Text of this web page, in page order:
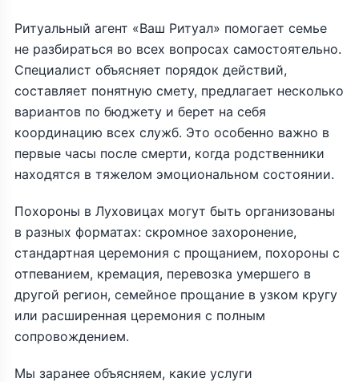
Ритуальный агент «Ваш Ритуал» помогает семье
не разбираться во всех вопросах самостоятельно.
Специалист объясняет порядок действий,
составляет понятную смету, предлагает несколько
вариантов по бюджету и берет на себя
координацию всех служб. Это особенно важно в
первые часы после смерти, когда родственники
находятся в тяжелом эмоциональном состоянии.
Похороны в Луховицах могут быть организованы
в разных форматах: скромное захоронение,
стандартная церемония с прощанием, похороны с
отпеванием, кремация, перевозка умершего в
другой регион, семейное прощание в узком кругу
или расширенная церемония с полным
сопровождением.
Мы заранее объясняем, какие услуги